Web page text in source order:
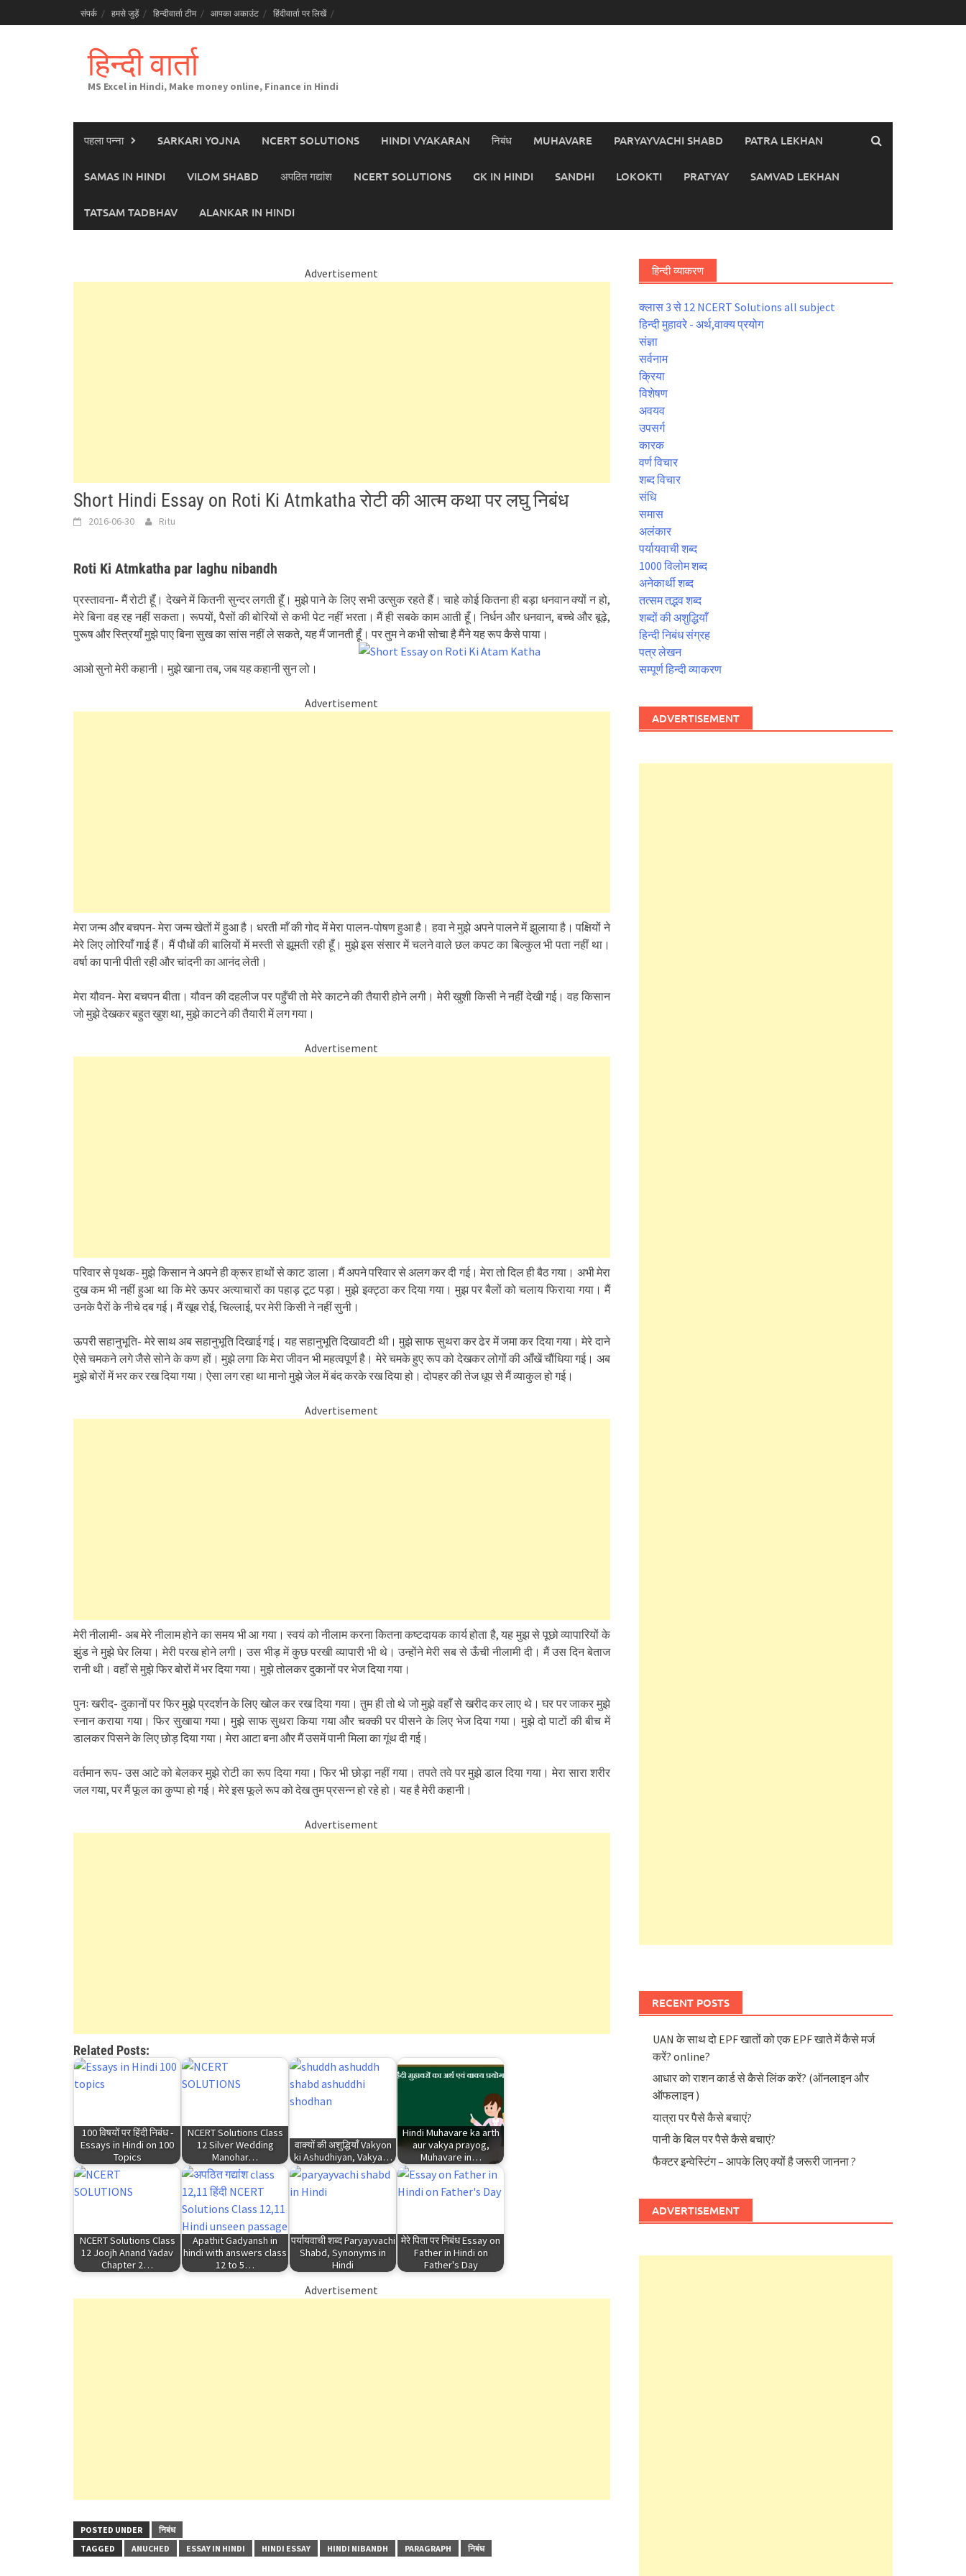
to
संपर्क हमसे जुड़ें हिन्दीवार्ता टीम आपका अकाउंट हिंदीवार्ता पर लिखें
हिन्दी वार्ता
MS Excel in Hindi, Make money online, Finance in Hindi
पहला पन्ना SARKARI YOJNA NCERT SOLUTIONS HINDI VYAKARAN निबंध MUHAVARE PARYAYVACHI SHABD PATRA LEKHAN
SAMAS IN HINDI VILOM SHABD अपठित गद्यांश NCERT SOLUTIONS GK IN HINDI SANDHI LOKOKTI PRATYAY SAMVAD LEKHAN
TATSAM TADBHAV ALANKAR IN HINDI
Advertisement
Short Hindi Essay on Roti Ki Atmkatha रोटी की आत्म कथा पर लघु निबंध
2016-06-30 Ritu
Roti Ki Atmkatha par laghu nibandh
प्रस्तावना- मैं रोटी हूँ। देखने में कितनी सुन्दर लगती हूँ। मुझे पाने के लिए सभी उत्सुक रहते हैं। चाहे कोई कितना ही बड़ा धनवान क्यों न हो,
मेरे बिना वह रह नहीं सकता। रूपयों, पैसों की बोरियों से कभी पेट नहीं भरता। मैं ही सबके काम आती हूँ। निर्धन और धनवान, बच्चे और बूढ़े,
पुरूष और स्त्रियाँ मुझे पाए बिना सुख का सांस नहीं ले सकते, यह मैं जानती हूँ। पर तुम ने कभी सोचा है मैंने यह रूप कैसे पाया।
आओ सुनो मेरी कहानी। मुझे खाना तब, जब यह कहानी सुन लो।
Advertisement
मेरा जन्म और बचपन- मेरा जन्म खेतों में हुआ है। धरती माँ की गोद में मेरा पालन-पोषण हुआ है। हवा ने मुझे अपने पालने में झुलाया है। पक्षियों ने
मेरे लिए लोरियाँ गाई हैं। मैं पौधों की बालियों में मस्ती से झूमती रही हूँ। मुझे इस संसार में चलने वाले छल कपट का बिल्कुल भी पता नहीं था।
वर्षा का पानी पीती रही और चांदनी का आनंद लेती।
मेरा यौवन- मेरा बचपन बीता। यौवन की दहलीज पर पहुँची तो मेरे काटने की तैयारी होने लगी। मेरी खुशी किसी ने नहीं देखी गई। वह किसान
जो मुझे देखकर बहुत खुश था, मुझे काटने की तैयारी में लग गया।
Advertisement
परिवार से पृथक- मुझे किसान ने अपने ही क्रूर हाथों से काट डाला। मैं अपने परिवार से अलग कर दी गई। मेरा तो दिल ही बैठ गया। अभी मेरा
दुख कम भी नहीं हुआ था कि मेरे ऊपर अत्याचारों का पहाड़ टूट पड़ा। मुझे इक्ट्ठा कर दिया गया। मुझ पर बैलों को चलाय फिराया गया। मैं
उनके पैरों के नीचे दब गई। मैं खूब रोई, चिल्लाई, पर मेरी किसी ने नहीं सुनी।
ऊपरी सहानुभूति- मेरे साथ अब सहानुभूति दिखाई गई। यह सहानुभूति दिखावटी थी। मुझे साफ सुथरा कर ढेर में जमा कर दिया गया। मेरे दाने
ऐसे चमकने लगे जैसे सोने के कण हों। मुझे लगा कि मेरा जीवन भी महत्वपूर्ण है। मेरे चमके हुए रूप को देखकर लोगों की आँखें चौंधिया गई। अब
मुझे बोरों में भर कर रख दिया गया। ऐसा लग रहा था मानो मुझे जेल में बंद करके रख दिया हो। दोपहर की तेज धूप से मैं व्याकुल हो गई।
Advertisement
मेरी नीलामी- अब मेरे नीलाम होने का समय भी आ गया। स्वयं को नीलाम करना कितना कष्टदायक कार्य होता है, यह मुझ से पूछो व्यापारियों के
झुंड ने मुझे घेर लिया। मेरी परख होने लगी। उस भीड़ में कुछ परखी व्यापारी भी थे। उन्होंने मेरी सब से ऊँची नीलामी दी। मैं उस दिन बेताज
रानी थी। वहाँ से मुझे फिर बोरों में भर दिया गया। मुझे तोलकर दुकानों पर भेज दिया गया।
पुनः खरीद- दुकानों पर फिर मुझे प्रदर्शन के लिए खोल कर रख दिया गया। तुम ही तो थे जो मुझे वहाँ से खरीद कर लाए थे। घर पर जाकर मुझे
स्नान कराया गया। फिर सुखाया गया। मुझे साफ सुथरा किया गया और चक्की पर पीसने के लिए भेज दिया गया। मुझे दो पाटों की बीच में
डालकर पिसने के लिए छोड़ दिया गया। मेरा आटा बना और मैं उसमें पानी मिला का गूंथ दी गई।
वर्तमान रूप- उस आटे को बेलकर मुझे रोटी का रूप दिया गया। फिर भी छोड़ा नहीं गया। तपते तवे पर मुझे डाल दिया गया। मेरा सारा शरीर
जल गया, पर मैं फूल का कुप्पा हो गई। मेरे इस फूले रूप को देख तुम प्रसन्न हो रहे हो। यह है मेरी कहानी।
Advertisement
Related Posts:
100 विषयों पर हिंदी निबंध -
Essays in Hindi on 100
Topics
NCERT Solutions Class
12 Silver Wedding
Manohar…
वाक्यों की अशुद्धियाँ Vakyon
ki Ashudhiyan, Vakya…
Hindi Muhavare ka arth
aur vakya prayog,
Muhavare in…
NCERT Solutions Class
12 Joojh Anand Yadav
Chapter 2…
Apathit Gadyansh in
hindi with answers class
12 to 5…
पर्यायवाची शब्द Paryayvachi
Shabd, Synonyms in
Hindi
मेरे पिता पर निबंध Essay on
Father in Hindi on
Father's Day
Advertisement
POSTED UNDER
निबंध
TAGGED
ANUCHED ESSAY IN HINDI HINDI ESSAY HINDI NIBANDH PARAGRAPH निबंध
हिन्दी व्याकरण
क्लास 3 से 12 NCERT Solutions all subject
हिन्दी मुहावरे - अर्थ,वाक्य प्रयोग
संज्ञा
सर्वनाम
क्रिया
विशेषण
अवयव
उपसर्ग
कारक
वर्ण विचार
शब्द विचार
संधि
समास
अलंकार
पर्यायवाची शब्द
1000 विलोम शब्द
अनेकार्थी शब्द
तत्सम तद्भव शब्द
शब्दों की अशुद्धियाँ
हिन्दी निबंध संग्रह
पत्र लेखन
सम्पूर्ण हिन्दी व्याकरण
ADVERTISEMENT
RECENT POSTS
UAN के साथ दो EPF खातों को एक EPF खाते में कैसे मर्ज
करें? online?
आधार को राशन कार्ड से कैसे लिंक करें? (ऑनलाइन और
ऑफलाइन )
यात्रा पर पैसे कैसे बचाएं?
पानी के बिल पर पैसे कैसे बचाएं?
फैक्टर इन्वेस्टिंग – आपके लिए क्यों है जरूरी जानना ?
ADVERTISEMENT